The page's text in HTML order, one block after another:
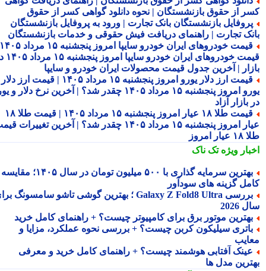
از حقوق بازنشستگان | نحوه دانلود گواهی کسر از حقوق
بازنشستگان بانک تجارت | ورود به پروفایل بازنشستگان
تجارت | راهنمای دریافت فیش حقوقی و خدمات بازنشستگان
قیمت خودروهای ایران خودرو سایپا امروز پنجشنبه ۱۵ مرداد ۱۴۰۵ |
قیمت خودروهای ایران خودرو سایپا امروز پنجشنبه ۱۵ مرداد ۱۴۰۵ در
| آخرین جدول قیمت محصولات ایران خودرو و سایپا
قیمت ارز دلار یورو امروز پنجشنبه ۱۵ مرداد ۱۴۰۵ | قیمت ارز دلار
یورو امروز پنجشنبه ۱۵ مرداد ۱۴۰۵ چقدر شد؟ | آخرین نرخ دلار و یورو
آزاد
قیمت طلا ۱۸ عیار امروز پنجشنبه ۱۵ مرداد ۱۴۰۵ | قیمت طلا ۱۸
عیار امروز پنجشنبه ۱۵ مرداد ۱۴۰۵ چقدر شد؟ | آخرین تغییرات قیمت
امروز
ویژهتک ناک
بهترین سرمایه گذاری با ۵۰۰ میلیون تومان در سال ۱۴۰۵؛ مقایسه
گزینه های سودآور
بررسی Galaxy Z Fold8 Ultra ؛ بهترین گوشی تاشو سامسونگ برای
2026
موتور برق برای کامپیوتر چیست؟ + راهنمای کامل خرید
سیلیکون کربن چیست؟ + بررسی نحوه عملکرد، مزایا و
آفتابی هوشمند چیست؟ + راهنمای کامل خرید و معرفی
مدل ها